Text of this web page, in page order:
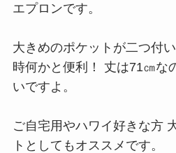
エプロンです。
大きめのポケットが二つ付
時何かと便利！ 丈は71㎝な
いですよ。
ご自宅用やハワイ好きな方
トとしてもオススメです。